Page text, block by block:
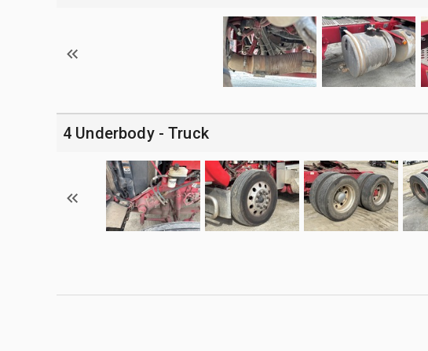
4 Underbody - Truck